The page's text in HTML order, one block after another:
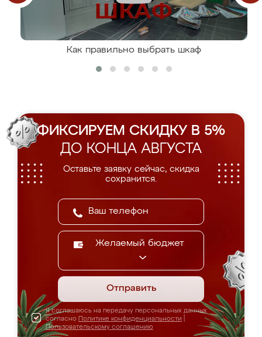
Как правильно выбрать шкаф
ФИКСИРУЕМ СКИДКУ В 5%
ДО КОНЦА АВГУСТА
Оставьте заявку сейчас, скидка
сохранится.
Желаемый бюджет
Отправить
Я соглашаюсь на передачу персональных данных
согласно Политике конфиденциальности
Пользовательскому соглашению